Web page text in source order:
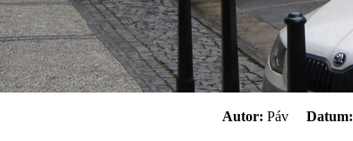
Autor: Páv Datum: